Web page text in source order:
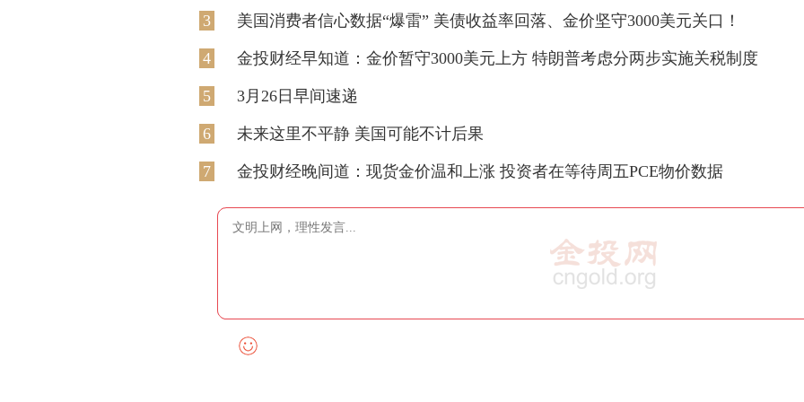
3 美国消费者信心数据“爆雷” 美债收益率回落、金价坚守3000美元关口！
4 金投财经早知道：金价暂守3000美元上方 特朗普考虑分两步实施关税制度
5 3月26日早间速递
6 未来这里不平静 美国可能不计后果
7 金投财经晚间道：现货金价温和上涨 投资者在等待周五PCE物价数据